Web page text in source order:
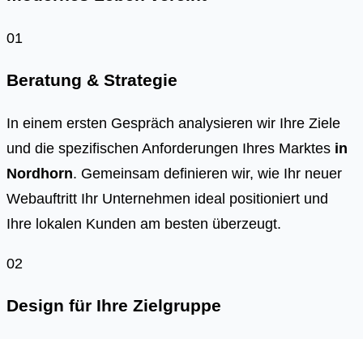
01
Beratung & Strategie
In einem ersten Gespräch analysieren wir Ihre Ziele
und die spezifischen Anforderungen Ihres Marktes in
Nordhorn. Gemeinsam definieren wir, wie Ihr neuer
Webauftritt Ihr Unternehmen ideal positioniert und
Ihre lokalen Kunden am besten überzeugt.
02
Design für Ihre Zielgruppe